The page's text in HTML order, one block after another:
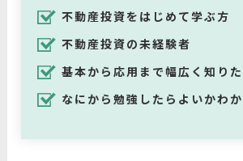
不動産投資をはじめて学ぶ方
不動産投資の未経験者
基本から応用まで幅広く知り
なにから勉強したらよいかわ